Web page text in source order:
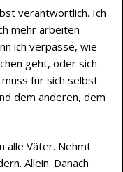
verantwortlich. Ich
mehr arbeiten
ich verpasse, wie
geht, oder sich
für sich selbst
dem anderen, dem
alle Väter. Nehmt
Allein. Danach